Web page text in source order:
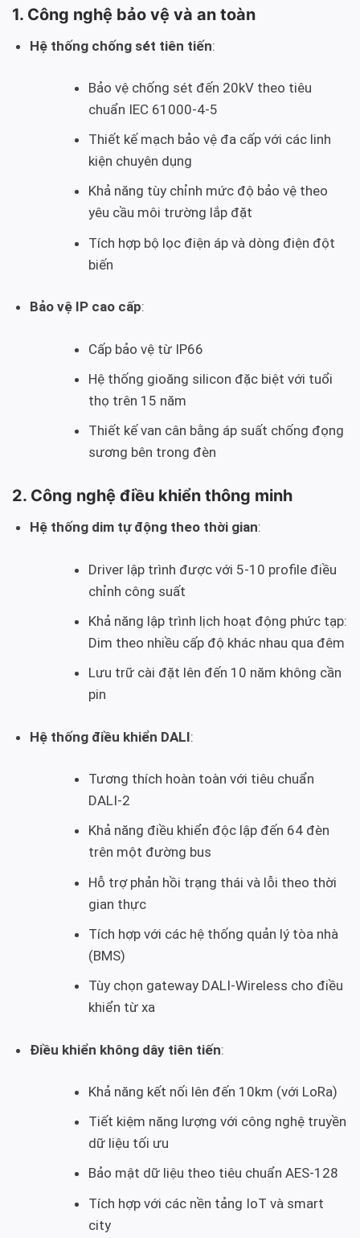
1. Công nghệ bảo vệ và an toàn
Hệ thống chống sét tiên tiến:
Bảo vệ chống sét đến 20kV theo tiêu
chuẩn IEC 61000-4-5
Thiết kế mạch bảo vệ đa cấp với các linh
kiện chuyên dụng
Khả năng tùy chỉnh mức độ bảo vệ theo
yêu cầu môi trường lắp đặt
Tích hợp bộ lọc điện áp và dòng điện đột
biến
Bảo vệ IP cao cấp:
Cấp bảo vệ từ IP66
Hệ thống gioăng silicon đặc biệt với tuổi
thọ trên 15 năm
Thiết kế van cân bằng áp suất chống đọng
sương bên trong đèn
2. Công nghệ điều khiển thông minh
Hệ thống dim tự động theo thời gian:
Driver lập trình được với 5-10 profile điều
chỉnh công suất
Khả năng lập trình lịch hoạt động phức tạp:
Dim theo nhiều cấp độ khác nhau qua đêm
Lưu trữ cài đặt lên đến 10 năm không cần
pin
Hệ thống điều khiển DALI:
Tương thích hoàn toàn với tiêu chuẩn
DALI-2
Khả năng điều khiển độc lập đến 64 đèn
trên một đường bus
Hỗ trợ phản hồi trạng thái và lỗi theo thời
gian thực
Tích hợp với các hệ thống quản lý tòa nhà
(BMS)
Tùy chọn gateway DALI-Wireless cho điều
khiển từ xa
Điều khiển không dây tiên tiến:
Khả năng kết nối lên đến 10km (với LoRa)
Tiết kiệm năng lượng với công nghệ truyền
dữ liệu tối ưu
Bảo mật dữ liệu theo tiêu chuẩn AES-128
Tích hợp với các nền tảng IoT và smart
city